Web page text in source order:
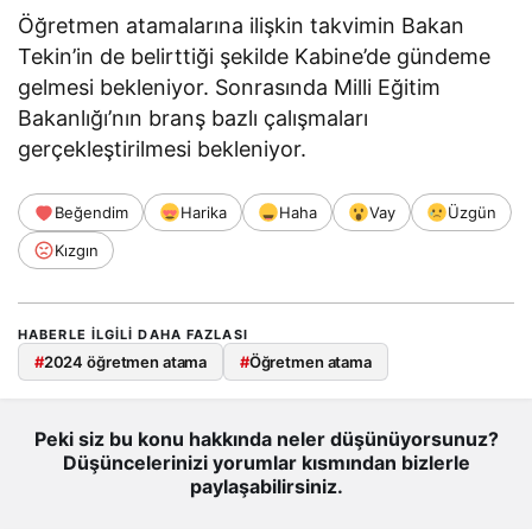
Öğretmen atamalarına ilişkin takvimin Bakan
Tekin’in de belirttiği şekilde Kabine’de gündeme
gelmesi bekleniyor. Sonrasında Milli Eğitim
Bakanlığı’nın branş bazlı çalışmaları
gerçekleştirilmesi bekleniyor.
Beğendim Harika Haha Vay
Üzgün
Kızgın
HABERLE ILGILI DAHA FAZLASI
#2024 öğretmen atama #Öğretmen atama
Peki siz bu konu hakkında neler düşünüyorsunuz?
Düşüncelerinizi yorumlar kısmından bizlerle
paylaşabilirsiniz.